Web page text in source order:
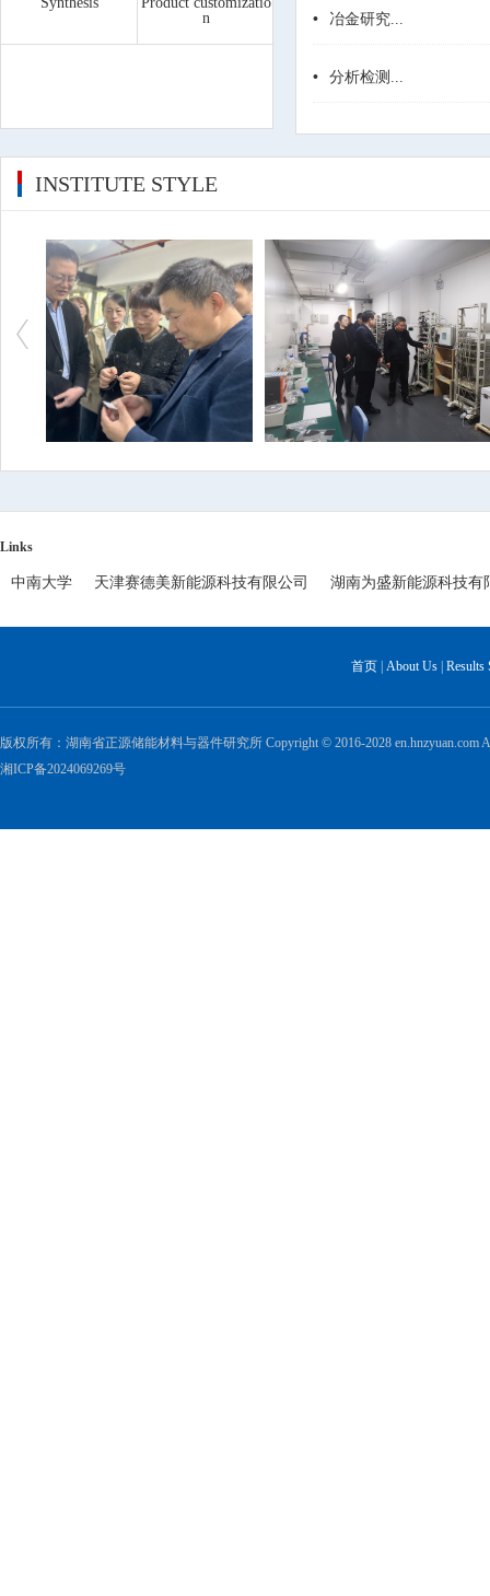
n
• 冶金研究...
• 分析检测...
INSTITUTE STYLE
Links
中南大学 天津赛德美新能源科技有限公司 湖南为盛新能源科技有
首页 About Us Results
版权所有：湖南省正源储能材料与器件研究所 Copyright © 2016-2028 en.hnzyuan.com
湘ICP备2024069269号